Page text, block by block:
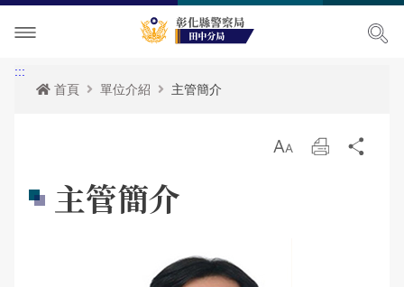
單位介紹
組織執掌
活動訊息
各項宣導
便民服務
:::
首頁
單位介紹 主管簡介
放 列
主管簡介